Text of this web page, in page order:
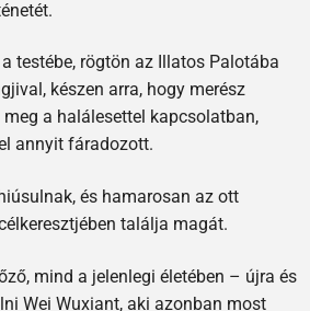
testébe, rögtön az Illatos Palotába
készen arra, hogy merész
a halálesettel kapcsolatban,
annyit fáradozott.
és hamarosan az ott
találja magát.
mind a jelenlegi életében – újra és
Wei Wuxiant, aki azonban most